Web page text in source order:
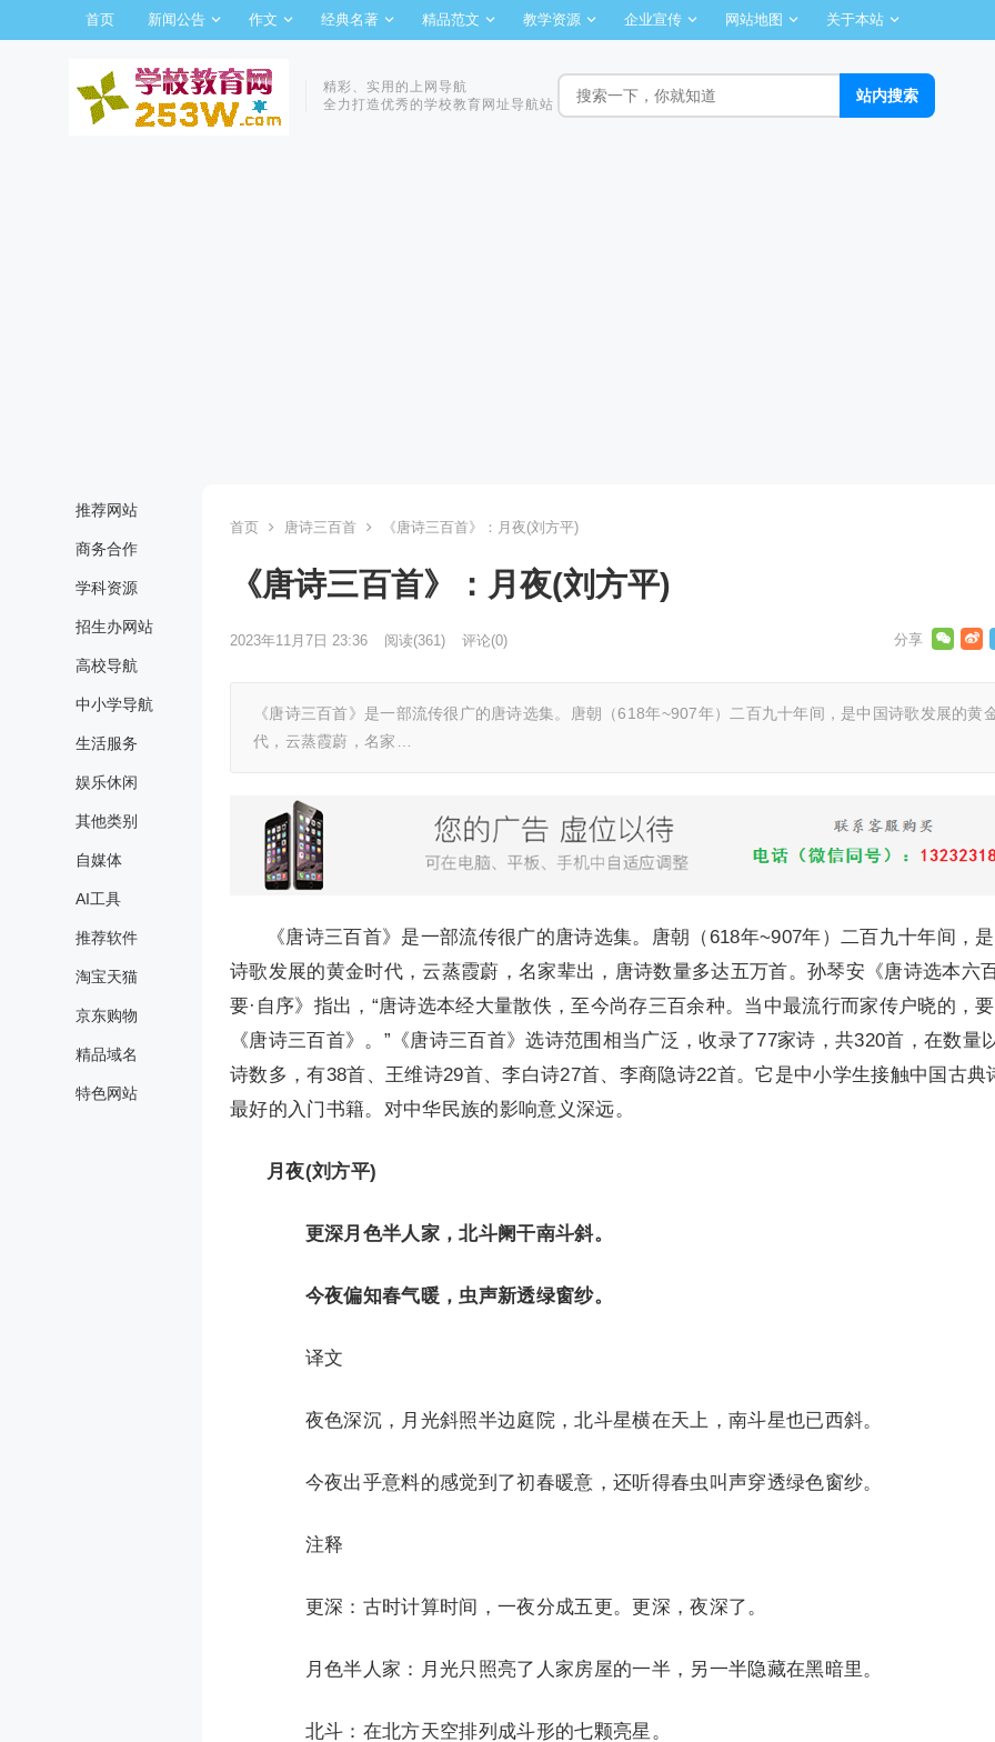
首页 新闻公告 作文 经典名著 精品范文 教学资源 企业宣传 网站地图 关于本站
精彩、实用的上网导航
全力打造优秀的学校教育网址导航站
推荐网站
商务合作
学科资源
招生办网站
高校导航
中小学导航
生活服务
娱乐休闲
其他类别
自媒体
AI工具
推荐软件
淘宝天猫
京东购物
精品域名
特色网站
首页 唐诗三百首 《唐诗三百首》：月夜(刘方平)
《唐诗三百首》：月夜(刘方平)
2023年11月7日 23:36 阅读(361) 评论(0)
《唐诗三百首》是一部流传很广的唐诗选集。唐朝（618年~907年）二百九十年间，是中国诗歌发展的黄
代，云蒸霞蔚，名家…
《唐诗三百首》是一部流传很广的唐诗选集。唐朝（618年~907年）二百九十年间，
诗歌发展的黄金时代，云蒸霞蔚，名家辈出，唐诗数量多达五万首。孙琴安《唐诗选本六
要·自序》指出，“唐诗选本经大量散佚，至今尚存三百余种。当中最流行而家传户晓的，
《唐诗三百首》。”《唐诗三百首》选诗范围相当广泛，收录了77家诗，共320首，在数量
诗数多，有38首、王维诗29首、李白诗27首、李商隐诗22首。它是中小学生接触中国古典
最好的入门书籍。对中华民族的影响意义深远。
月夜(刘方平)
更深月色半人家，北斗阑干南斗斜。
今夜偏知春气暖，虫声新透绿窗纱。
译文
夜色深沉，月光斜照半边庭院，北斗星横在天上，南斗星也已西斜。
今夜出乎意料的感觉到了初春暖意，还听得春虫叫声穿透绿色窗纱。
注释
更深：古时计算时间，一夜分成五更。更深，夜深了。
月色半人家：月光只照亮了人家房屋的一半，另一半隐藏在黑暗里。
北斗：在北方天空排列成斗形的七颗亮星。